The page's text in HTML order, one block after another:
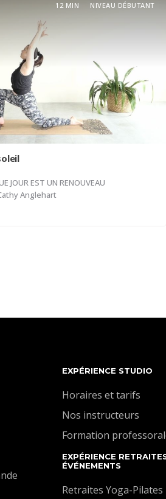
12 MIN NIVEAU DÉBUTANT
JOUR EST UN RENOUVEAU
Anglehart
pour vous préparer à accueillir
EXPÉRIENCE STUDIO
Horaires et tarifs
Nos instructeurs
Formation
EXPÉRIENCE
ÉVÉNEMENTS
Retraites Yoga-Pilates